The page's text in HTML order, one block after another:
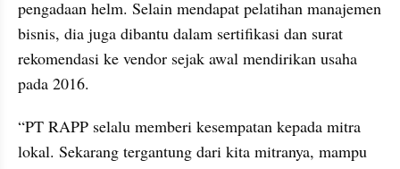
pengadaan helm. Selain mendapat pelatihan manajemen
bisnis, dia juga dibantu dalam sertifikasi dan surat
rekomendasi ke vendor sejak awal mendirikan usaha
pada 2016.
“PT RAPP selalu memberi kesempatan kepada mitra
lokal. Sekarang tergantung dari kita mitranya, mampu